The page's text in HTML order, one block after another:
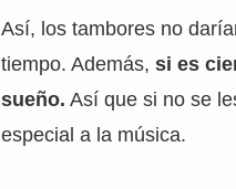
Así, los tambores no
tiempo. Además,si es
sueño. Así que si no se
especial a la música.